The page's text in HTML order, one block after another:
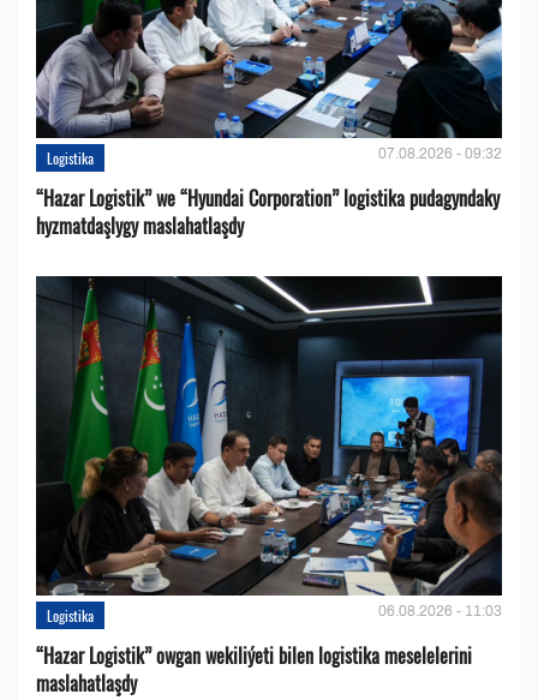
Logistika 07.08.2026 - 09:32
“Hazar Logistik” we “Hyundai Corporation” logistika pudagyndaky
hyzmatdaşlygy maslahatlaşdy
Logistika 06.08.2026 - 11:03
“Hazar Logistik” owgan wekiliýeti bilen logistika meselelerini
maslahatlaşdy